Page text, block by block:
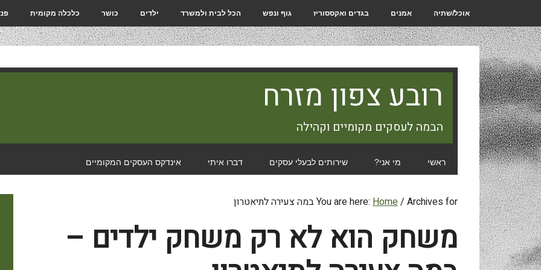
אוכל/שתיה אמנים בגדים ואקססוריז גוף ונפש הכל לבית ולמשרד ילדים כושר כלכלה מקומית
רובע צפון מזרח
הבמה לעסקים מקומיים וקהילה
ראשי מי אני? שירותים לבעלי עסקים דברו איתי אינדקס העסקים המקומיים
You are here: Home/ Archives for במה צעירה לתיאטרון
משחק הוא לא רק משחק ילדים –